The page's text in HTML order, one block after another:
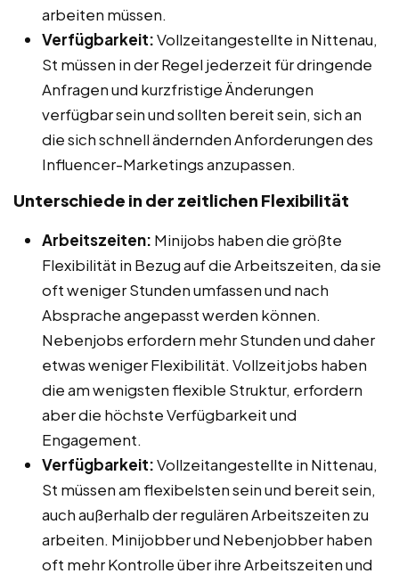
arbeiten müssen.
Verfügbarkeit:Vollzeitangestellte in Nittenau,
St müssen in der Regel jederzeit für dringende
Anfragen und kurzfristige Änderungen
verfügbar sein und sollten bereit sein, sich an
die sich schnell ändernden Anforderungen des
Influencer-Marketings anzupassen.
Unterschiede in der zeitlichen Flexibilität
Arbeitszeiten: Minijobs haben die größte
Flexibilität in Bezug auf die Arbeitszeiten, da sie
oft weniger Stunden umfassen und nach
Absprache angepasst werden können.
Nebenjobs erfordern mehr Stunden und daher
etwas weniger Flexibilität. Vollzeitjobs haben
die am wenigsten flexible Struktur, erfordern
aber die höchste Verfügbarkeit und
Engagement.
Verfügbarkeit:Vollzeitangestellte in Nittenau,
St müssen am flexibelsten sein und bereit sein,
auch außerhalb der regulären Arbeitszeiten zu
arbeiten. Minijobber und Nebenjobber haben
oft mehr Kontrolle über ihre Arbeitszeiten und